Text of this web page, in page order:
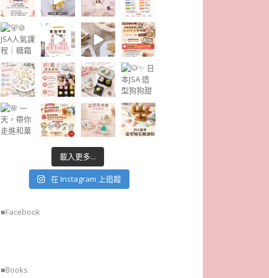
載入更多...
在 Instagram 上追蹤
■Facebook
■Books